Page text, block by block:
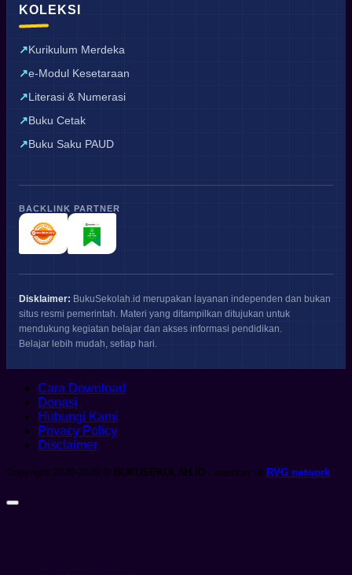
KOLEKSI
Kurikulum Merdeka
e-Modul Kesetaraan
Literasi & Numerasi
Buku Cetak
Buku Saku PAUD
BACKLINK PARTNER
Disklaimer: BukuSekolah.id merupakan layanan independen dan bukan
situs resmi pemerintah. Materi yang ditampilkan ditujukan untuk
mendukung kegiatan belajar dan akses informasi pendidikan.
Belajar lebih mudah, setiap hari.
Cara Download
Donasi
Hubungi Kami
Privacy Policy
Disclaimer
Copyright 2020-2026 © BUKUSEKOLAH.ID - member of RVG network